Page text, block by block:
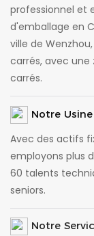
professionnel et
d'emballage en
ville de
carrés, avec
carrés.
Notre Usine
Avec des actifs
employons plus
60 talents
seniors.
Notre